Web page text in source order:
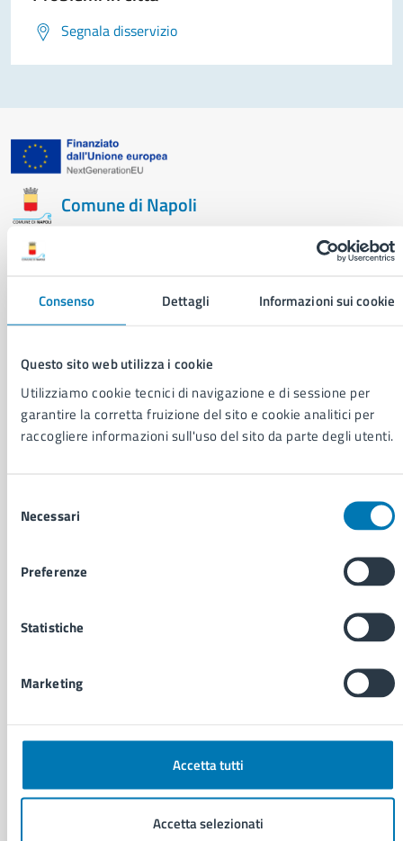
Consenso Dettagli Informazioni sui cookie
Questo sito web utilizza i cookie
Utilizziamo cookie tecnici di navigazione e di sessione per
garantire la corretta fruizione del sito e cookie analitici per
raccogliere informazioni sull'uso del sito da parte degli utenti.
delNecessari
Preferenze
Statistiche
Marketing
Accetta tutti
Accetta selezionati
Segnala disservizio
Comune di Napoli
AMMINISTRAZIONE
Organi di governo
Municipalità
Uffici
Enti e fondazioni
Politici
Personale amministrativo
Documenti e dati
CATEGORIE DI SERVIZIO
Anagrafe e stato civile
Documenti e certificati
Giustizia e sicurezza pubblica
Servizi Cimiteriali